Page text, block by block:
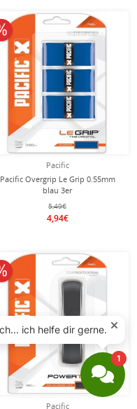
Pacific
Pacific Overgrip Le Grip 0.55mm
blau 3er
5,49€
4,94€
10% reduziert
Pacific
10% reduziert